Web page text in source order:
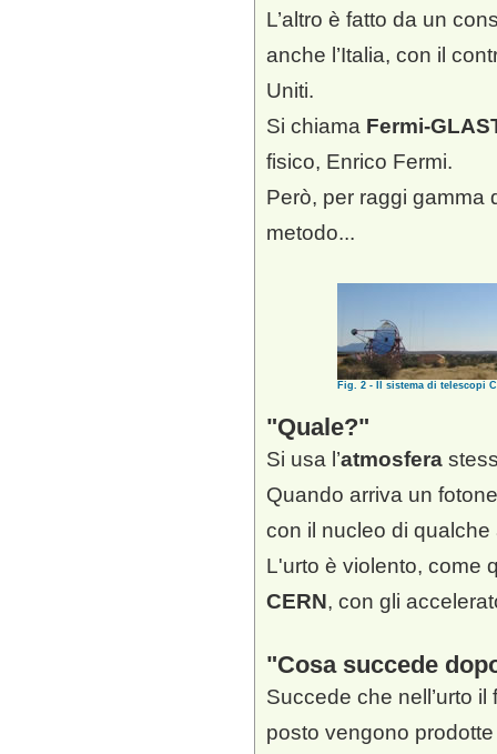
L’altro è fatto da un
anche l’Italia, con il
Uniti.
Si chiama Fermi-
fisico, Enrico Fermi.
Però, per raggi gamma
metodo...
Fig. 2 - Il sistema di telescopi
Quale?
Si usa l’atmosfera
Quando arriva un
con il nucleo di qualche
L'urto è violento, come
CERN, con gli
Cosa succede
Succede che nell’urto
posto vengono